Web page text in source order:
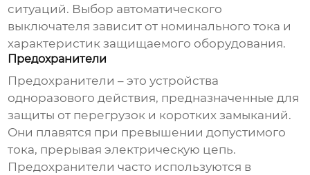
ситуаций. Выбор автоматического
выключателя зависит от номинального тока и
характеристик защищаемого оборудования.
Предохранители
Предохранители – это устройства
одноразового действия, предназначенные для
защиты от перегрузок и коротких замыканий.
Они плавятся при превышении допустимого
тока, прерывая электрическую цепь.
Предохранители часто используются в